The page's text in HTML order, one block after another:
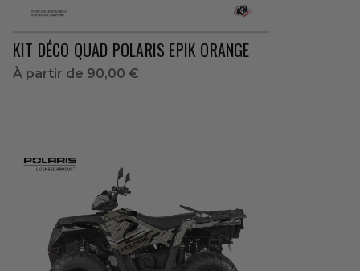
KIT DÉCO QUAD POLARIS EPIK ORANGE
À partir de 90,00 €